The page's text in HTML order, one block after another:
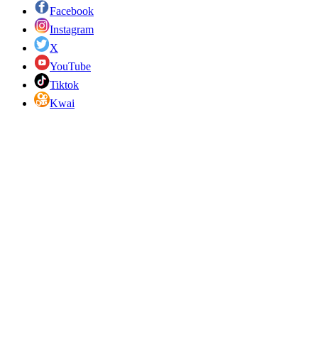
Facebook
Instagram
X
YouTube
Tiktok
Kwai